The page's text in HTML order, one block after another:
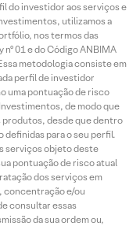
do investidor aos serviços e
utilizamos a
nos termos das
01 e do Código ANBIMA
metodologia consiste em
perfil de investidor
uma pontuação de risco
de modo que
produtos, desde que dentro
definidas para o seu perfil.
serviços objeto deste
pontuação de risco atual
dos serviços em
concentração e/ou
consultar essas
da sua ordem ou,